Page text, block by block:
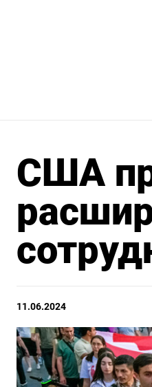
США
11.06.2024